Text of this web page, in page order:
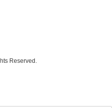
Reserved.